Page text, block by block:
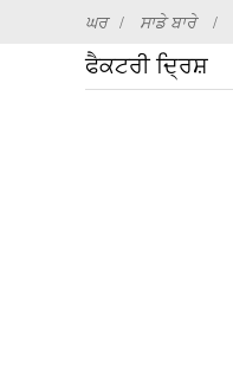
ਘਰ ਸਾਡੇ ਬਾਰੇ
ਫੈਕਟਰੀ ਦ੍ਰਿਸ਼